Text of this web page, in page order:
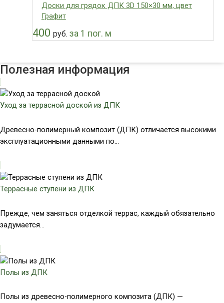
Доски для грядок ДПК 3D 150×30 мм, цвет
Графит
400 руб. за 1 пог. м
Полезная информация
Уход за террасной доской из ДПК
Древесно-полимерный композит (ДПК) отличается высокими
эксплуатационными данными по...
Террасные ступени из ДПК
Прежде, чем заняться отделкой террас, каждый обязательно
задумается...
Полы из ДПК
Полы из древесно-полимерного композита (ДПК) —